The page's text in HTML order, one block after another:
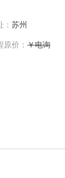
： 苏州
原价： ￥电询